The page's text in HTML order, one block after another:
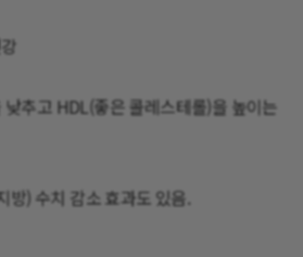
추고 HDL(좋은 콜레스테롤)을 높이는
방) 수치 감소 효과도 있음.